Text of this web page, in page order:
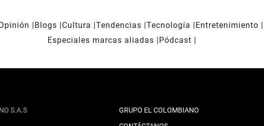
Blogs Cultura Tendencias Tecnología Entretenimiento
Especiales marcas aliadas
Pódcast
S.A.S
GRUPO EL COLOMBIANO